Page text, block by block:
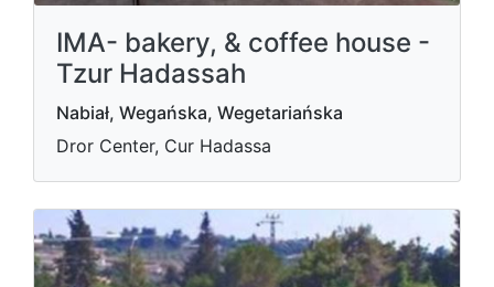
IMA- bakery, & coffee house -
Tzur Hadassah
Nabiał, Wegańska, Wegetariańska
Dror Center, Cur Hadassa